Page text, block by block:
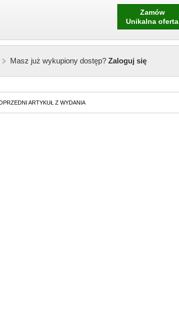
Zamów
Unikalna oferta
Masz już wykupiony dostęp?Zaloguj się
ARTYKUŁ Z WYDANIA